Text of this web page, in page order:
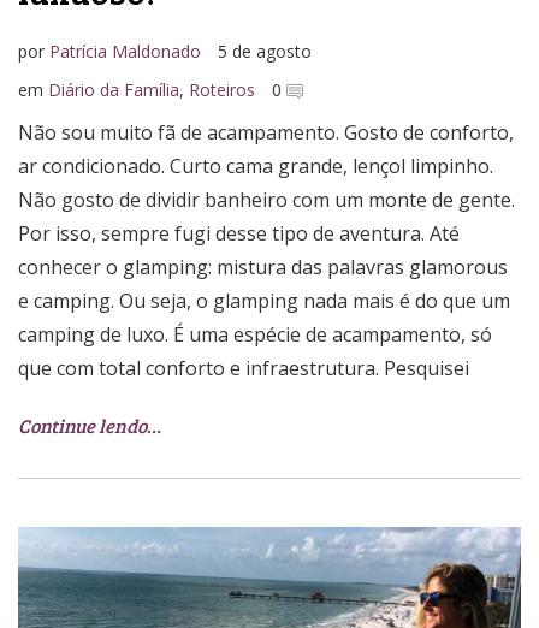
por Patrícia Maldonado
5 de agosto
em Diário da Família, Roteiros 0
Não sou muito fã de acampamento. Gosto de conforto,
ar condicionado. Curto cama grande, lençol limpinho.
Não gosto de dividir banheiro com um monte de gente.
Por isso, sempre fugi desse tipo de aventura. Até
conhecer o glamping: mistura das palavras glamorous
e camping. Ou seja, o glamping nada mais é do que um
camping de luxo. É uma espécie de acampamento, só
que com total conforto e infraestrutura. Pesquisei
Continue lendo…